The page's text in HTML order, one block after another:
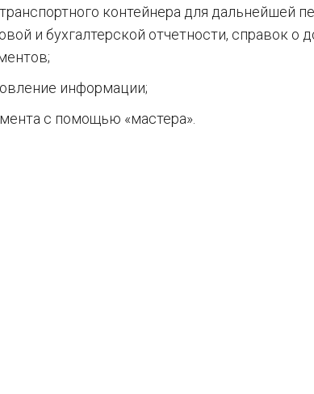
контейнера для дальнейшей
и бухгалтерской отчетности, справок о
информации;
с помощью «мастера».